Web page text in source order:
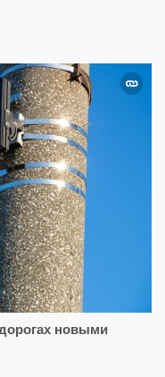
новыми